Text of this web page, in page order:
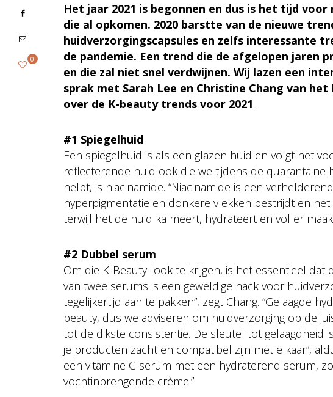
Het jaar 2021 is begonnen en dus is het tijd
die al opkomen. 2020 barstte van de nieuwe
huidverzorgingscapsules en zelfs interessante
de pandemie. Een trend die de afgelopen jaren
en die zal niet snel verdwijnen. Wij lazen een
sprak met Sarah Lee en Christine Chang van
over de K-beauty trends voor 2021.
#1 Spiegelhuid
Een spiegelhuid is als een glazen huid en volgt het
reflecterende huidlook die we tijdens de quarantaine
helpt, is niacinamide. “Niacinamide is een
hyperpigmentatie en donkere vlekken bestrijdt en
terwijl het de huid kalmeert, hydrateert en voller
#2 Dubbel serum
Om die K-Beauty-look te krijgen, is het essentieel dat
van twee serums is een geweldige hack voor
tegelijkertijd aan te pakken”, zegt Chang. “Gelaagde
beauty, dus we adviseren om huidverzorging op de
tot de dikste consistentie. De sleutel tot gelaagdheid
je producten zacht en compatibel zijn met elkaar”,
een vitamine C-serum met een hydraterend serum,
vochtinbrengende crème.”
0